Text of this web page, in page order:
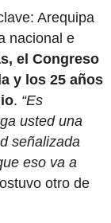
Arequipa
nacional e
el Congreso
y los 25 años
. “Es
usted una
señalizada
eso va a
otro de